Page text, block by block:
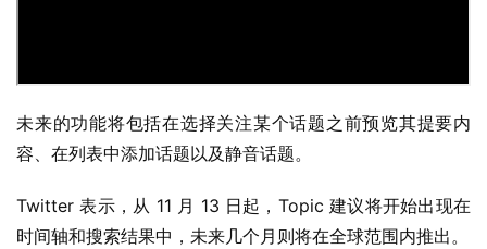
未来的功能将包括在选择关注某个话题之前预览其提要内
容、在列表中添加话题以及静音话题。
Twitter 表示，从 11 月 13 日起，Topic 建议将开始出现在
时间轴和搜索结果中，未来几个月则将在全球范围内推出。